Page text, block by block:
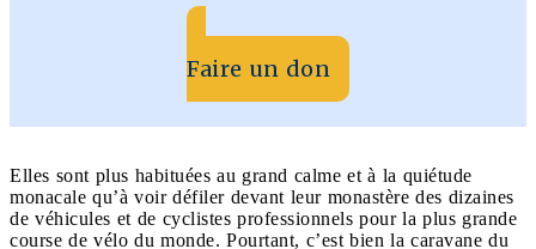
Faire un don
Elles sont plus habituées au grand calme et à la quiétude
monacale qu’à voir défiler devant leur monastère des dizaines
de véhicules et de cyclistes professionnels pour la plus grande
course de vélo du monde. Pourtant, c’est bien la caravane du